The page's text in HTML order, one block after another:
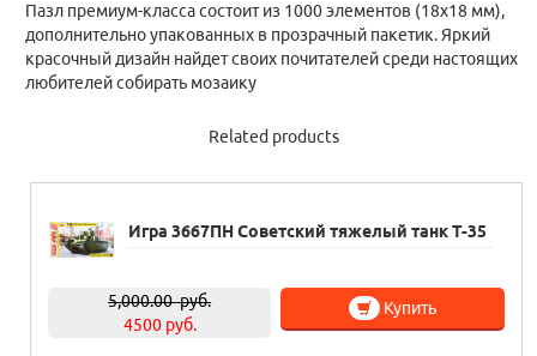
Пазл премиум-класса состоит из 1000 элементов (18х18 мм),
дополнительно упакованных в прозрачный пакетик. Яркий
красочный дизайн найдет своих почитателей среди настоящих
любителей собирать мозаику
Related products
Игра 3667ПН Советский тяжелый танк Т-35
5,000.00руб.
4500 руб.
Купить